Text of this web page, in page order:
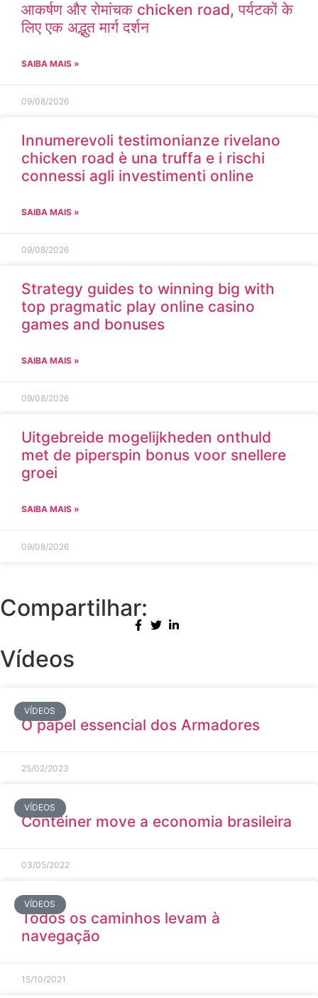
आकर्षण और रोमांचक chicken road, पर्यटकों के
लिए एक अद्भुत मार्ग दर्शन
SAIBA MAIS »
09/08/2026
Innumerevoli testimonianze rivelano
chicken road è una truffa e i rischi
connessi agli investimenti online
SAIBA MAIS »
09/08/2026
Strategy guides to winning big with
top pragmatic play online casino
games and bonuses
SAIBA MAIS »
09/08/2026
Uitgebreide mogelijkheden onthuld
met de piperspin bonus voor snellere
groei
SAIBA MAIS »
09/08/2026
Compartilhar:
Vídeos
VÍDEOS
O papel essencial dos Armadores
25/02/2023
VÍDEOS
Contêiner move a economia brasileira
03/05/2022
VÍDEOS
Todos os caminhos levam à
navegação
15/10/2021